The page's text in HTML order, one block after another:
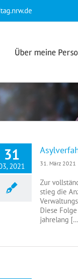
Über meine
31
2021 31. März 2021
Zur
stieg die
Diese
jahrelang